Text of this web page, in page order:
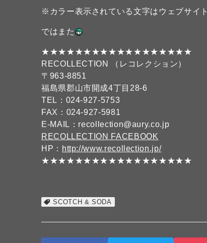
※カラー表示されている文字はウェブサイ
ではまた
★★★★★★★★★★★★★★★★★★
RECOLLECTION （レコレクション）
〒963-8851
福島県郡山市開成4丁目28-6
TEL：024-927-5753
FAX：024-927-5981
E-MAIL：recollection@aury.co.jp
RECOLLECTION FACEBOOK
HP： http://www.recollection.jp/
★★★★★★★★★★★★★★★★★★
SCOTCH & SODA